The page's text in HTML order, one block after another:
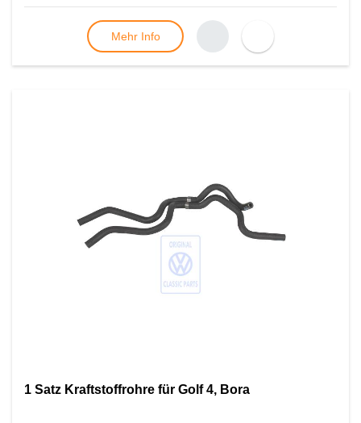
Mehr Info
1 Satz Kraftstoffrohre für Golf 4, Bora